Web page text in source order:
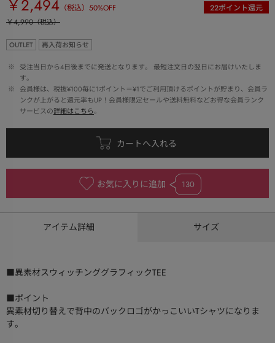
￥2,494 （税込） 50%OFF 22ポイント還元
￥4,990（税込）
OUTLET 再入荷お知らせ
※
受注当日から4日後までに発送となります。 最短注文日の翌日にお届けいたしま
す。
※
会員様は、税抜¥100毎に1ポイント＝¥1でご利用頂けるポイントが貯まり、会員ラ
ンクが上がると還元率もUP！会員様限定セールや送料無料などお得な会員ランク
サービスの詳細はこちら。
お気に入りに追加 130
アイテム詳細 サイズ
■異素材スウィッチンググラフィックTEE
■ポイント
異素材切り替えで背中のバックロゴがかっこいいTシャツになりま
す。